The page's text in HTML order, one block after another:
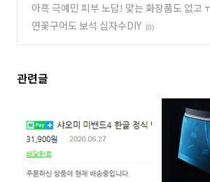
아흑 극예민 피부 노답! 맞는 화장품도 없고
(1)
연꽃구어도 보석 십자수DIY (0)
관련글